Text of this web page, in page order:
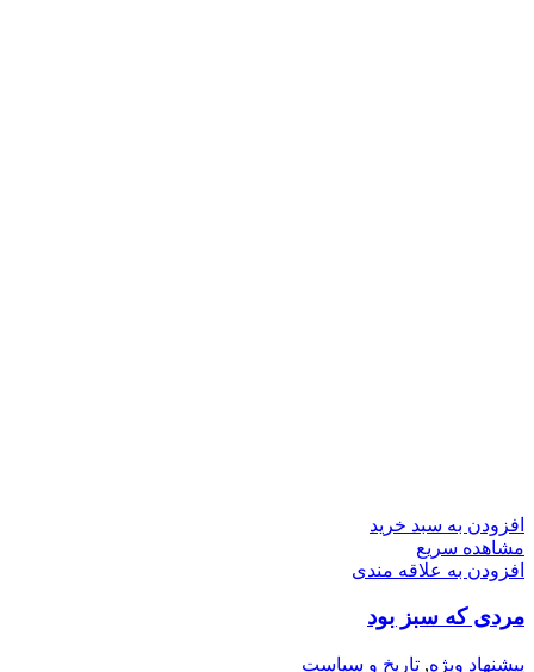
افزودن به سبد خرید
مشاهده سریع
افزودن به علاقه مندی
مردی که سبز بود
پیشنهاد ویژه, تاریخ و سیاست